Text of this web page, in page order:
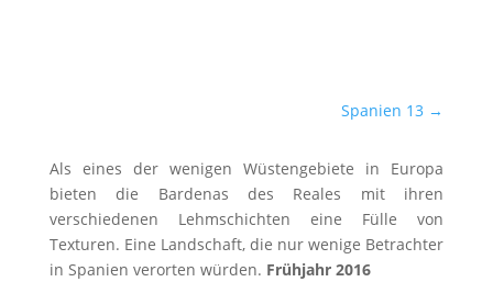
Spanien 13 →
Als eines der wenigen Wüstengebiete in Europa
bieten die Bardenas des Reales mit ihren
verschiedenen Lehmschichten eine Fülle von
Texturen. Eine Landschaft, die nur wenige Betrachter
in Spanien verorten würden. Frühjahr 2016